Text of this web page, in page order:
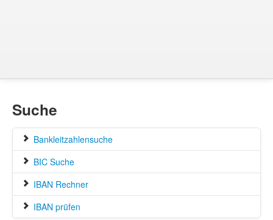
Suche
Bankleitzahlensuche
BIC Suche
IBAN Rechner
IBAN prüfen